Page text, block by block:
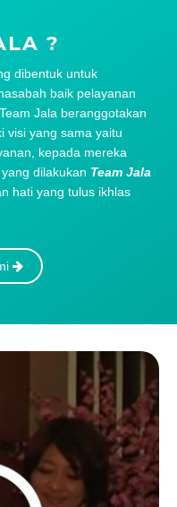
?
dibentuk untuk
baik pelayanan
Jala beranggotakan
visi yang sama yaitu
kepada mereka
dilakukan Team Jala
hati yang tulus ikhlas